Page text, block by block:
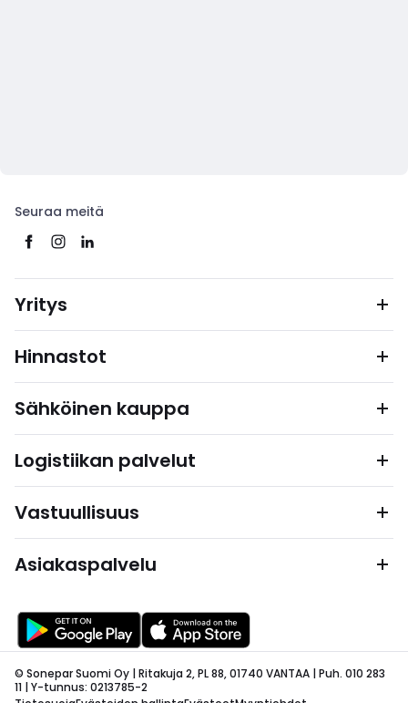
Seuraa meitä
Yritys
Hinnastot
Sähköinen kauppa
Logistiikan palvelut
Vastuullisuus
Asiakaspalvelu
© Sonepar Suomi Oy | Ritakuja 2, PL 88, 01740 VANTAA | Puh. 010 283
11 | Y-tunnus: 0213785-2